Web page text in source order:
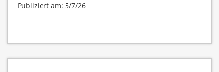
Publiziert am: 5/7/26